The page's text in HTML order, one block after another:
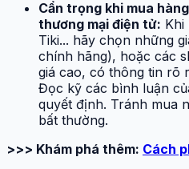
Cẩn trọng khi mua
thương mại điện tử: Khi
Tiki... hãy chọn những
chính hãng), hoặc các
giá cao, có thông tin rõ
Đọc kỹ các bình luận
quyết định. Tránh mua
bất thường.
>>> Khám phá thêm: Cách